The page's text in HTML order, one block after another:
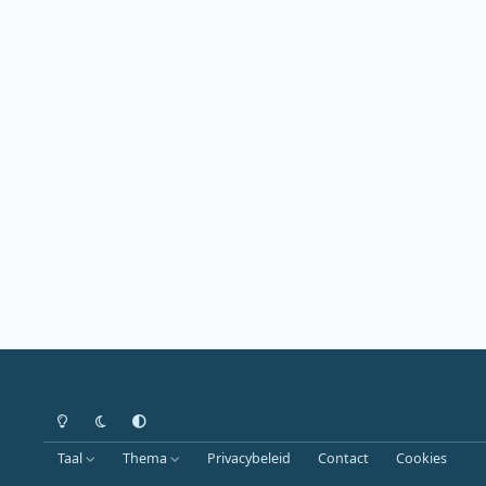
Heldere modus
Donkere modus
Systeemvoorkeur
Taal Thema Privacybeleid Contact Cookies